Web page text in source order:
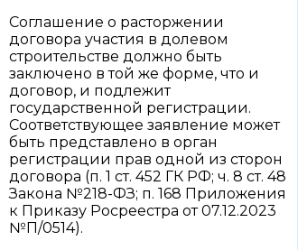
Соглашение о расторжении
договора участия в долевом
строительстве должно быть
заключено в той же форме, что и
договор, и подлежит
государственной регистрации.
Соответствующее заявление может
быть представлено в орган
регистрации прав одной из сторон
договора (п. 1 ст. 452 ГК РФ; ч. 8 ст. 48
Закона №218-ФЗ; п. 168 Приложения
к Приказу Росреестра от 07.12.2023
№П/0514).